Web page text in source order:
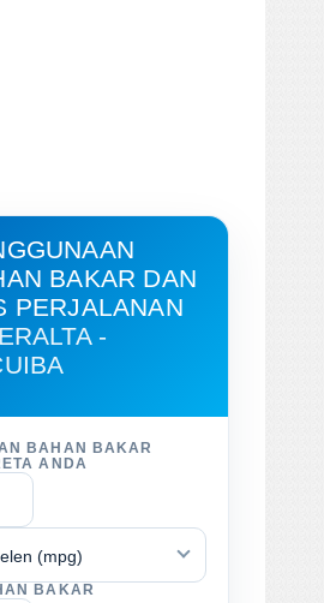
BAKAR DAN
PERJALANAN
-
BAHAN BAKAR
ANDA
(mpg)
BAKAR